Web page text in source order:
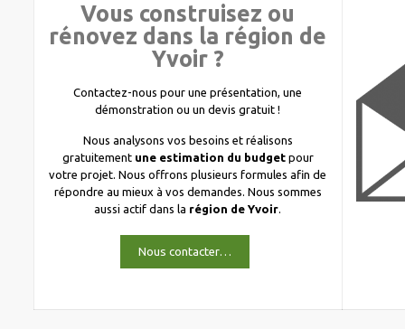
Vous construisez ou
rénovez dans la région de
Yvoir ?
Contactez-nous pour une présentation, une
démonstration ou un devis gratuit !
Nous analysons vos besoins et réalisons
gratuitement une estimation du budgetpour
votre projet. Nous offrons plusieurs formules afin de
répondre au mieux à vos demandes. Nous sommes
aussi actif dans la région de Yvoir.
Nous contacter…